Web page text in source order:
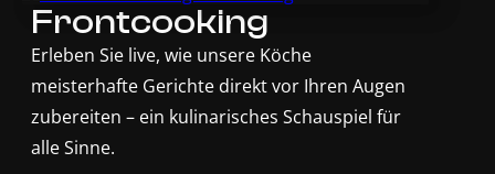
Frontcooking
Erleben Sie live, wie unsere Köche
meisterhafte Gerichte direkt vor Ihren Augen
zubereiten – ein kulinarisches Schauspiel für
alle Sinne.